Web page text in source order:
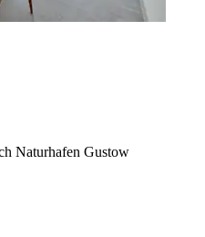
Naturhafen Gustow